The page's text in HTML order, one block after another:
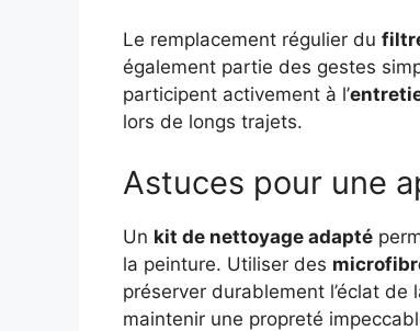
Le remplacement régulier du
également partie des gestes
participent activement à l’
lors de longs trajets.
Astuces pour une
Un kit de nettoyage adapté
la peinture. Utiliser des
préserver durablement l’éclat de
maintenir une propreté